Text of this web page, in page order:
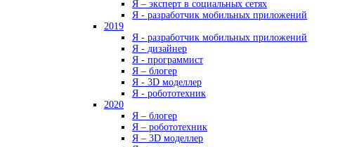
Я – эксперт в социальных сетях
Я - разработчик мобильных приложений
2019
Я - разработчик мобильных приложений
Я - дизайнер
Я - программист
Я – блогер
Я - 3D моделлер
Я - робототехник
2020
Я – блогер
Я – робототехник
Я – 3D моделлер